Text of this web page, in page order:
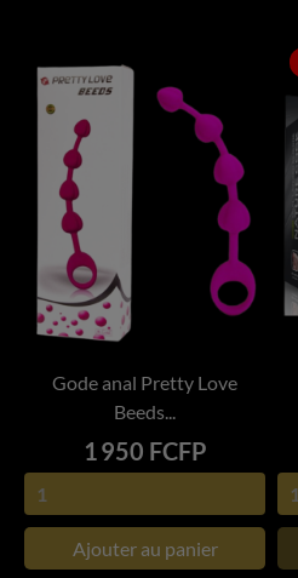
Gode anal Pretty Love
Beeds...
Prix
1 950 FCFP
Ajouter au panier